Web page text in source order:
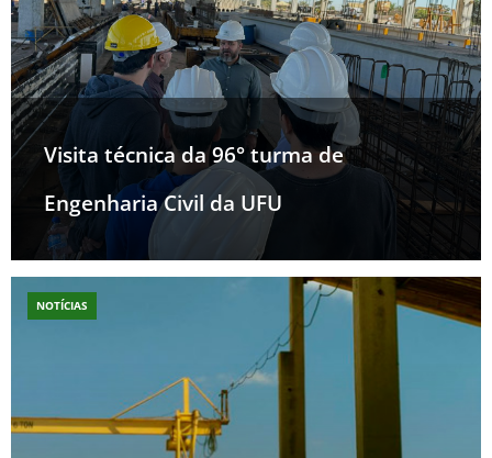
Visita técnica da 96° turma de
Engenharia Civil da UFU
NOTÍCIAS